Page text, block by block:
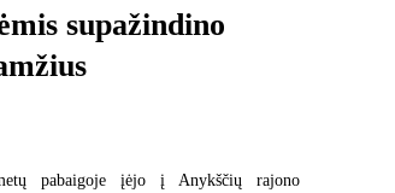
supažindino
pabaigoje įėjo į Anykščių rajono